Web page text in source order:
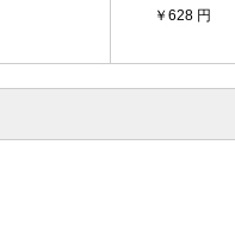
￥628 円